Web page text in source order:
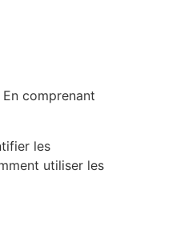
comprenant
les
utiliser les